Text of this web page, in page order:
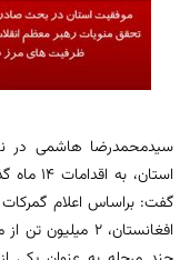
سیدمحمدرضا هاشمی در
افغانستان، ۲